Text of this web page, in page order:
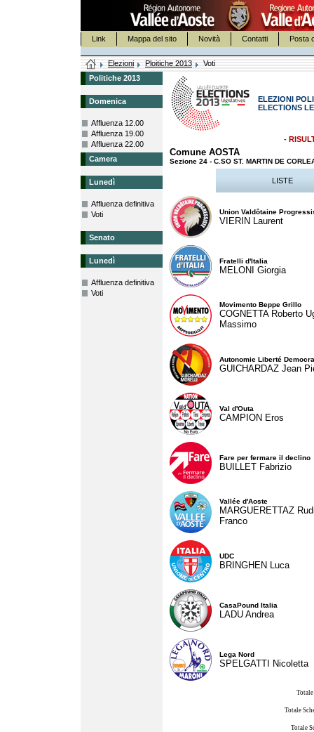
Link Mappa del sito Novità Contatti Posta
Elezioni Ploitiche 2013
Voti
Politiche 2013
Domenica
Affluenza 12.00
Affluenza 19.00
Affluenza 22.00
Camera
Lunedì
Affluenza definitiva
Voti
Senato
Lunedì
Affluenza definitiva
Voti
ELEZIONI
ELECTIONS
-
Comune AOSTA
Sezione 24 - C.SO ST. MARTIN DE
LISTE
Union Valdôtaine
VIERIN Laurent
Fratelli d'Italia
MELONI Giorgia
Movimento Beppe Grillo
COGNETTA Roberto
Massimo
Autonomie Liberté
GUICHARDAZ Jean
Val d'Outa
CAMPION Eros
Fare per fermare il declino
BUILLET Fabrizio
Vallée d'Aoste
MARGUERETTAZ
Franco
UDC
BRINGHEN Luca
CasaPound Italia
LADU Andrea
Lega Nord
SPELGATTI Nicoletta
Totale
Totale